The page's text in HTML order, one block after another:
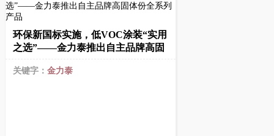
环保新国标实施，低VOC涂装“实用
之选”——金力泰推出自主品牌高固
关键字： 金力泰